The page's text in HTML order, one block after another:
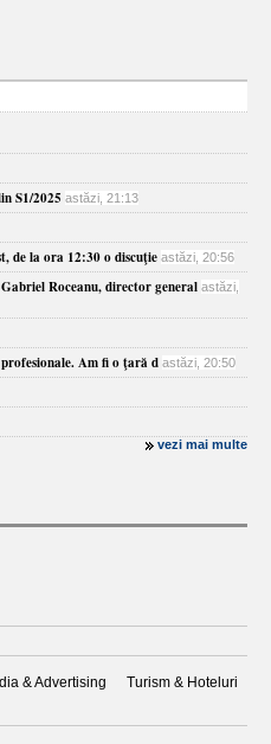
S1/2025 astăzi, 21:13
de la ora 12:30 o discuţie astăzi, 20:56
Roceanu, director general astăzi,
Am fi o ţară d astăzi, 20:50
vezi mai multe
& Advertising
Turism & Hoteluri